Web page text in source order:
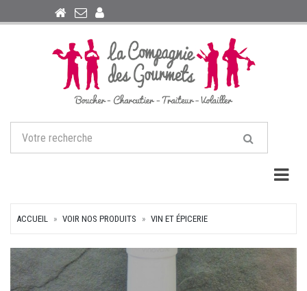
ACCUEIL VOIR NOS PRODUITS VIN ET ÉPICERIE